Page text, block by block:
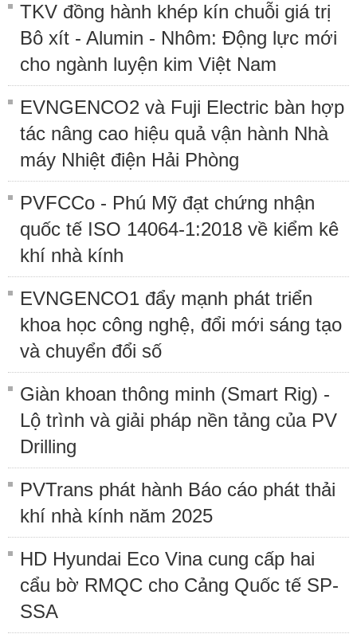
TKV đồng hành khép kín chuỗi giá trị
Bô xít - Alumin - Nhôm: Động lực mới
cho ngành luyện kim Việt Nam
EVNGENCO2 và Fuji Electric bàn hợp
tác nâng cao hiệu quả vận hành Nhà
máy Nhiệt điện Hải Phòng
PVFCCo - Phú Mỹ đạt chứng nhận
quốc tế ISO 14064-1:2018 về kiểm kê
khí nhà kính
EVNGENCO1 đẩy mạnh phát triển
khoa học công nghệ, đổi mới sáng tạo
và chuyển đổi số
Giàn khoan thông minh (Smart Rig) -
Lộ trình và giải pháp nền tảng của PV
Drilling
PVTrans phát hành Báo cáo phát thải
khí nhà kính năm 2025
HD Hyundai Eco Vina cung cấp hai
cẩu bờ RMQC cho Cảng Quốc tế SP-
SSA